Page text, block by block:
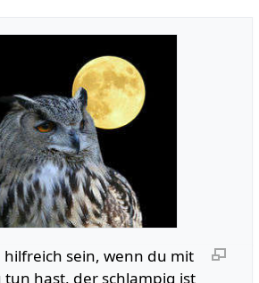
hilfreich sein, wenn du mit
tun hast, der schlampig ist